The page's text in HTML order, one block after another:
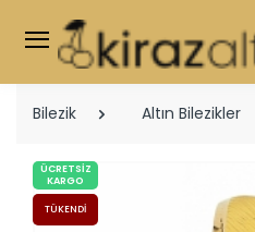
Bilezik Altın Bilezikler
ÜCRETSIZ
KARGO
TÜKENDI